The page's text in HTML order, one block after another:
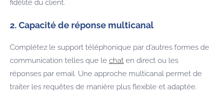
fidélité du client.
2. Capacité de réponse multicanal
Complétez le support téléphonique par d’autres formes de
communication telles que le chat en direct ou les
réponses par email. Une approche multicanal permet de
traiter les requêtes de manière plus flexible et adaptée.